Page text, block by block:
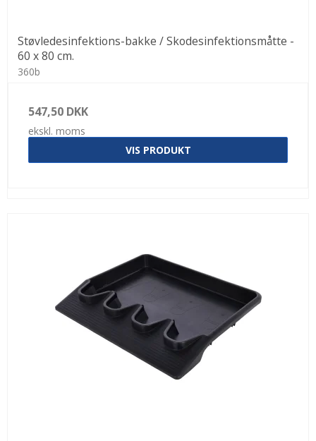
Støvledesinfektions-bakke / Skodesinfektionsmåtte -
60 x 80 cm.
360b
547,50 DKK
ekskl. moms
VIS PRODUKT